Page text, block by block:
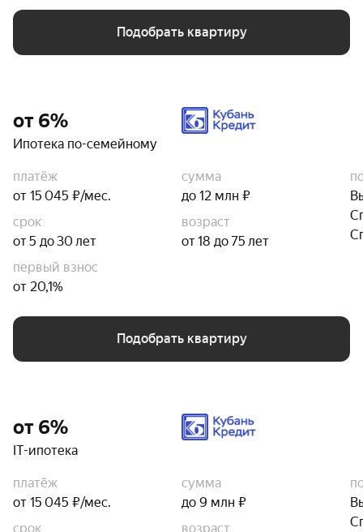
Подобрать квартиру
от 6%
Ипотека по-семейному
платёж
от 15 045 ₽/мес.
сумма
до 12 млн ₽
срок
от 5 до 30 лет
возраст
от 18 до 75 лет
первый взнос
от 20,1%
Подобрать квартиру
от 6%
IT-ипотека
платёж
от 15 045 ₽/мес.
сумма
до 9 млн ₽
срок
возраст